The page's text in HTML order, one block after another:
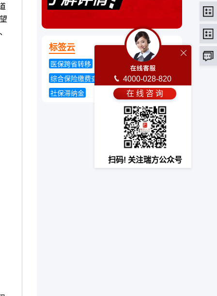
标签云
医保跨省转移
五险一金多少钱
综合保险缴费查询
养老保险异地转移
社保滞纳金
4000-028-820
在 线 咨 询
扫码! 关注瑞方公众号